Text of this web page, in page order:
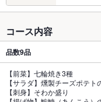
コース内容
品数9品
【前菜】七輪焼き3種
【サラダ】燻製チーズポテト
【刺身】そわか盛り